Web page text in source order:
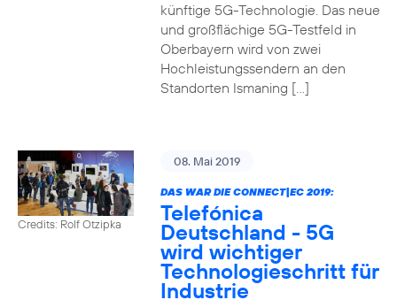
künftige 5G-Technologie. Das neue
und großflächige 5G-Testfeld in
Oberbayern wird von zwei
Hochleistungssendern an den
Standorten Ismaning […]
Credits: Rolf Otzipka
08. Mai 2019
DAS WAR DIE CONNECT|EC 2019:
Telefónica
Deutschland - 5G
wird wichtiger
Technologieschritt für
Industrie